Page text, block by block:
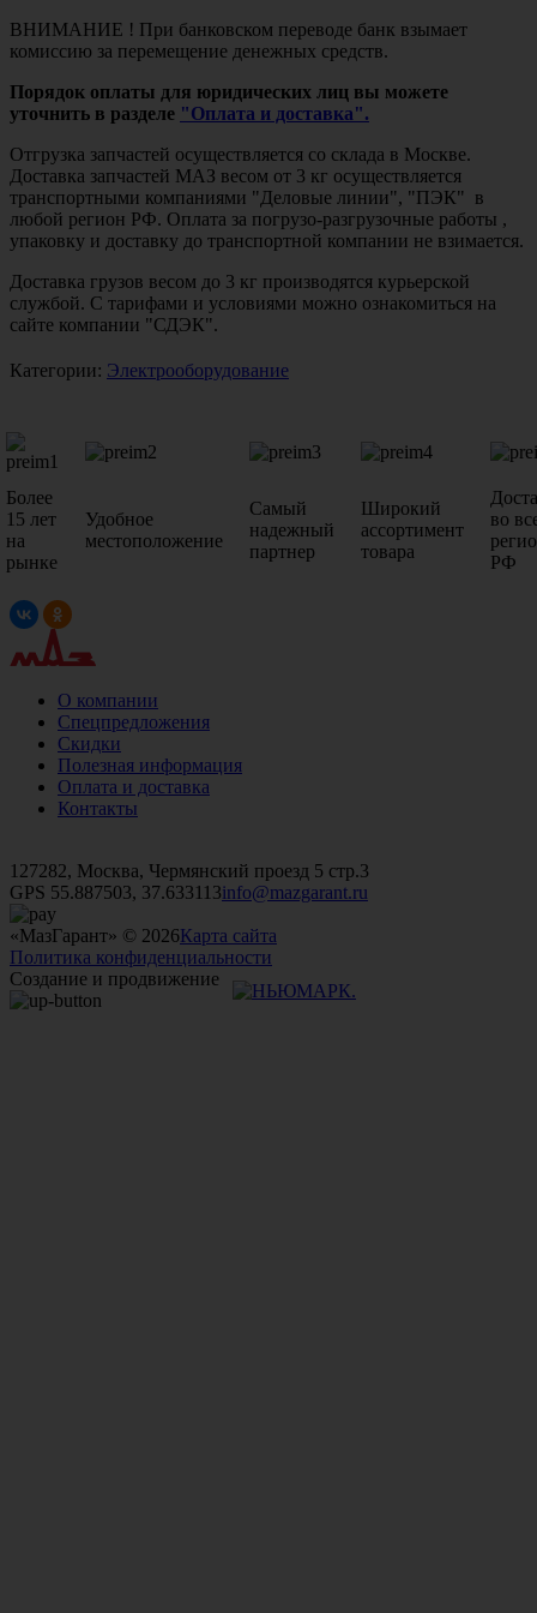
ВНИМАНИЕ ! При банковском переводе банк взымает
комиссию за перемещение денежных средств.
Порядок оплаты для юридических лиц вы можете
уточнить в разделе "Оплата и доставка".
Отгрузка запчастей осуществляется со склада в Москве.
Доставка запчастей МАЗ весом от 3 кг осуществляется
транспортными компаниями "Деловые линии", "ПЭК" в
любой регион РФ. Оплата за погрузо-разгрузочные работы ,
упаковку и доставку до транспортной компании не взимается.
Доставка грузов весом до 3 кг производятся курьерской
службой. С тарифами и условиями можно ознакомиться на
сайте компании "СДЭК".
Категории: Электрооборудование
Более
15 лет
на
рынке
Удобное
местоположение
Самый
надежный
партнер
Широкий
ассортимент
товара
во
РФ
О компании
Спецпредложения
Скидки
Полезная информация
Оплата и доставка
Контакты
127282, Москва, Чермянский проезд 5 стр.3
GPS 55.887503, 37.633113info@mazgarant.ru
«МазГарант» © 2026Карта сайта
Политика конфиденциальности
Создание и продвижение